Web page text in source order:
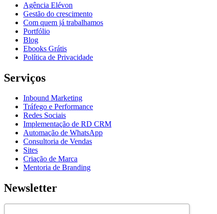
Agência Elévon
Gestão do crescimento
Com quem já trabalhamos
Portfólio
Blog
Ebooks Grátis
Política de Privacidade
Serviços
Inbound Marketing
Tráfego e Performance
Redes Sociais
Implementação de RD CRM
Automação de WhatsApp
Consultoria de Vendas
Sites
Criação de Marca
Mentoria de Branding
Newsletter